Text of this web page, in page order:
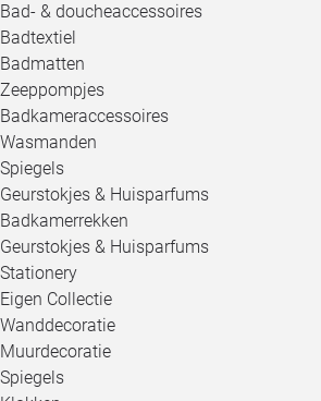
Bad- & doucheaccessoires
Badtextiel
Badmatten
Zeeppompjes
Badkameraccessoires
Wasmanden
Spiegels
Geurstokjes & Huisparfums
Badkamerrekken
Geurstokjes & Huisparfums
Stationery
Eigen Collectie
Wanddecoratie
Muurdecoratie
Spiegels